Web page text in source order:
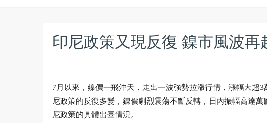
印尼政策又現反復 鎳市風波再
7月以來，鎳價一飛沖天，走出一波強勢拉漲行情，漲幅大超
尼政策的反復多變，鎳價劇烈震蕩不斷反轉，日內振幅高達
尼政策的具體出臺情況。